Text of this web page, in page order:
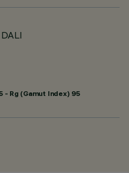
Rg (Gamut Index) 95